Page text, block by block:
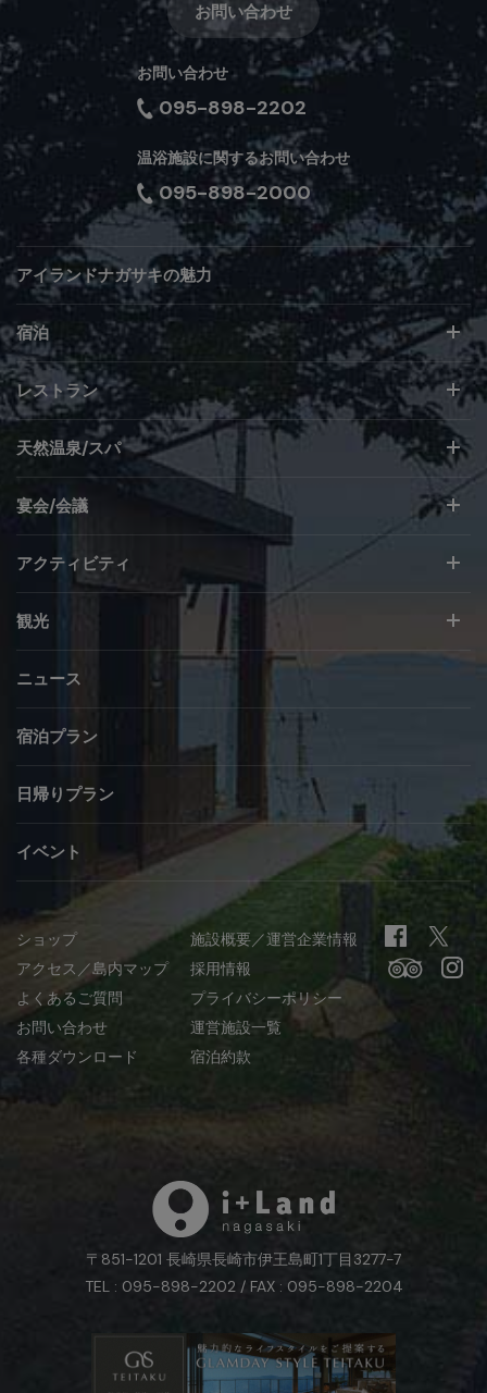
お問い合わせ
お問い合わせ
095-898-2202
温浴施設に関するお問い合わせ
095-898-2000
アイランドナガサキの魅力
宿泊
レストラン
天然温泉/スパ
宴会/会議
アクティビティ
観光
ニュース
宿泊プラン
日帰りプラン
イベント
ショップ
アクセス／島内マップ
よくあるご質問
お問い合わせ
各種ダウンロード
施設概要／運営企業情報
採用情報
プライバシーポリシー
運営施設一覧
宿泊約款
〒851-1201 長崎県長崎市伊王島町1丁目3277-7
TEL : 095-898-2202 / FAX : 095-898-2204